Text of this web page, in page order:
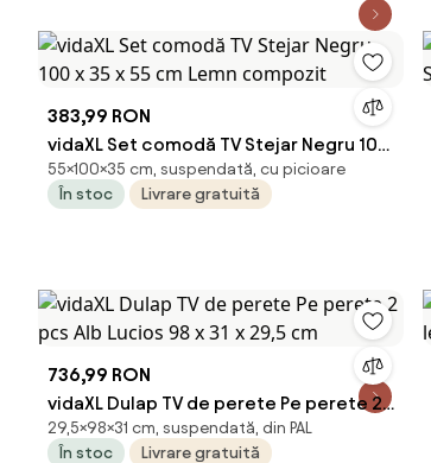
383,99 RON
vidaXL Set comodă TV Stejar Negru 100
x 35 x 55 cm Lemn compozit
55×100×35 cm, suspendată, cu picioare
În stoc
Livrare gratuită
736,99 RON
vidaXL Dulap TV de perete Pe perete 2
pcs Alb Lucios 98 x 31 x 29,5 cm
29,5×98×31 cm, suspendată, din PAL
În stoc
Livrare gratuită